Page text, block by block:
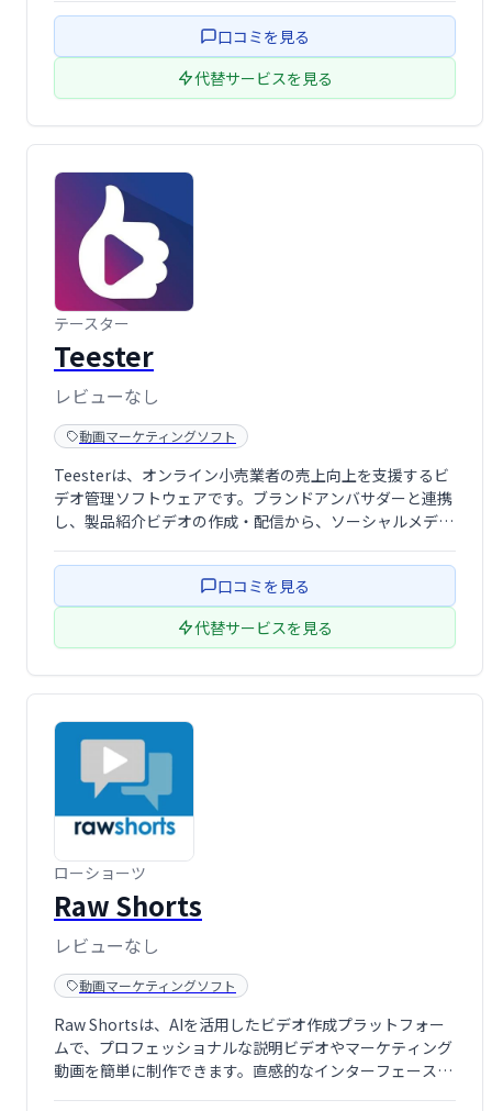
習、コミュニケーション用途の動画を制作できます。ゼロ
から作成することも、テンプレートをカ …
口コミを見る
代替サービスを見る
テースター
Teester
レビューなし
動画マーケティングソフト
Teesterは、オンライン小売業者の売上向上を支援するビ
デオ管理ソフトウェアです。ブランドアンバサダーと連携
し、製品紹介ビデオの作成・配信から、ソーシャルメディ
す。マイクロインフルエンサーとの連携も容易で、効率的
な動画マーケティングを実現します。
口コミを見る
代替サービスを見る
ローショーツ
Raw Shorts
レビューなし
動画マーケティングソフト
Raw Shortsは、AIを活用したビデオ作成プラットフォー
ムで、プロフェッショナルな説明ビデオやマーケティング
動画を簡単に制作できます。直感的なインターフェースと